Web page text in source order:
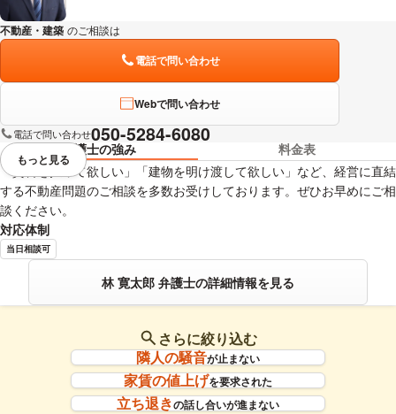
不動産・建築 のご相談は
電話で問い合わせ
Webで問い合わせ
電話で問い合わせ050-5284-6080
弁護士の強み
料金表
「賃料を払って欲しい」「建物を明け渡して欲しい」など、経営に直結
する不動産問題のご相談を多数お受けしております。ぜひお早めにご相
談ください。
対応体制
当日相談可
林 寛太郎 弁護士の詳細情報を見る
視覚的に省略されている要素を
もっと見る
さらに絞り込む
隣人の騒音が止まない
家賃の値上げを要求された
立ち退きの話し合いが進まない